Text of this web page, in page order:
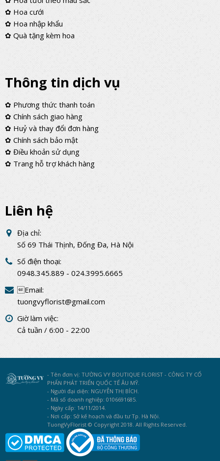
✿ Hoa cưới
✿ Hoa nhập khẩu
✿ Quà tặng kèm hoa
Thông tin dịch vụ
✿ Phương thức thanh toán
✿ Chính sách giao hàng
✿ Huỷ và thay đổi đơn hàng
✿ Chính sách bảo mật
✿ Điều khoản sử dụng
✿ Trang hỗ trợ khách hàng
Liên hệ
Địa chỉ:
Số 69 Thái Thịnh, Đống Đa, Hà Nội
Số điện thoại:
0948.345.889 - 024.3995.6665
Email:
tuongvyflorist@gmail.com
Giờ làm việc:
Cả tuần / 6:00 - 22:00
- Tên đơn vị: TƯỜNG VY BOUTIQUE FLORIST - CÔNG TY CỔ
PHẨN PHÁT TRIỂN QUỐC TẾ ÂU MỸ.
- Người đại diện: NGUYỄN THỊ BÍCH.
- Mã số doanh nghiệp: 0106691685.
- Ngày cấp: 14/11/2014.
- Nơi cấp: Sở kế hoạch và đầu tư Tp. Hà Nội.
TuongVyFlorist © Copyright 2018. All Rights Reserved.